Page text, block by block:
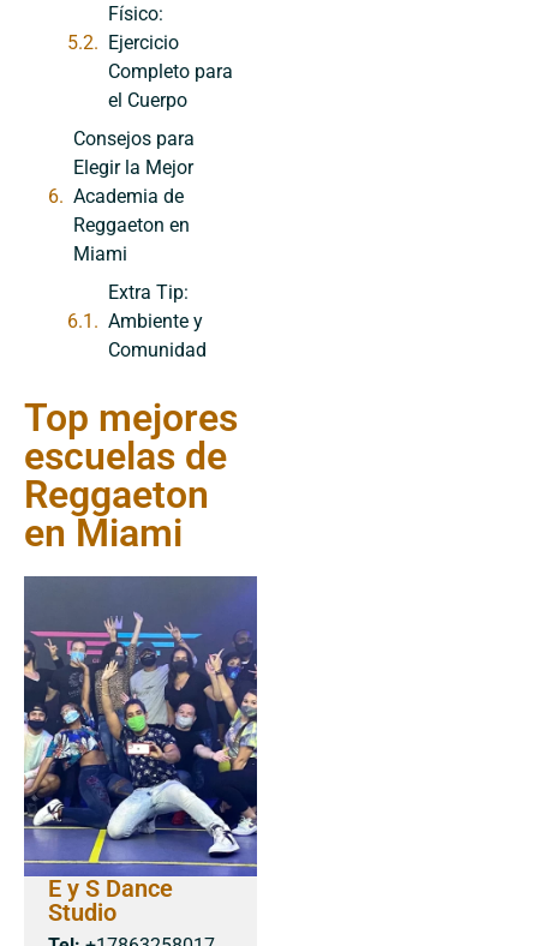
Físico:
Ejercicio
Completo para
el Cuerpo
Consejos para
Elegir la Mejor
Academia de
Reggaeton en
Miami
Extra Tip:
Ambiente y
Comunidad
Top mejores
escuelas de
Reggaeton
en Miami
E y S Dance
Studio